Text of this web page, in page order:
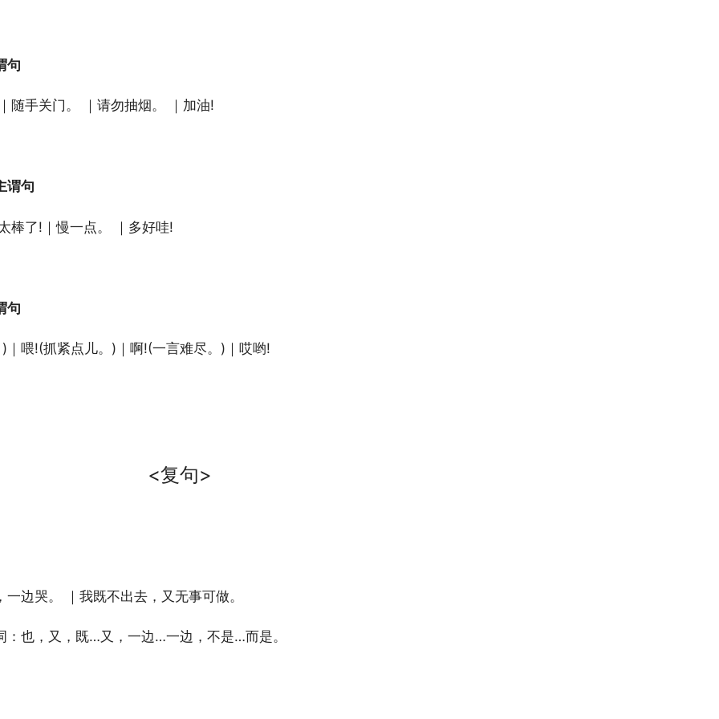
句
随手关门。 ｜请勿抽烟。 ｜加油!
谓句
棒了!｜慢一点。 ｜多好哇!
句
｜喂!(抓紧点儿。)｜啊!(一言难尽。)｜哎哟!
<复句>
一边哭。 ｜我既不出去，又无事可做。
：也，又，既…又，一边…一边，不是…而是。